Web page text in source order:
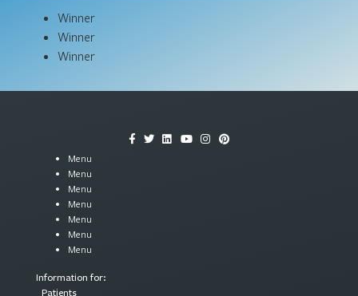
Winner
Winner
Winner
Menu
Menu
Menu
Menu
Menu
Menu
Menu
Information for:
Patients